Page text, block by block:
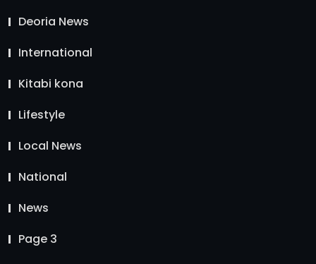
Deoria News
International
Kitabi kona
Lifestyle
Local News
National
News
Page 3